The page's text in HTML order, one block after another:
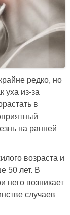
редко, но
уха из-за
в
на ранней
возраста и
50 лет. В
него возникает
случаев